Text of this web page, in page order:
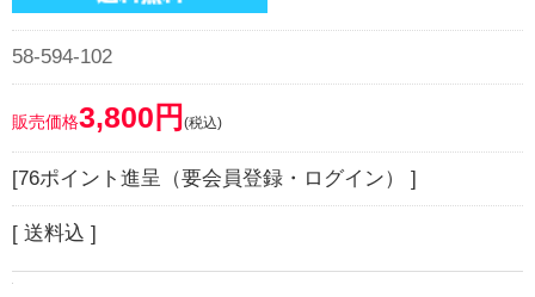
58-594-102
販売価格3,800円 (税込)
[76ポイント進呈（要会員登録・ログイン） ]
[ 送料込 ]